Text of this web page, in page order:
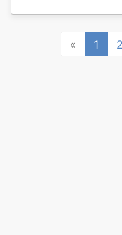
« Previous
1 2